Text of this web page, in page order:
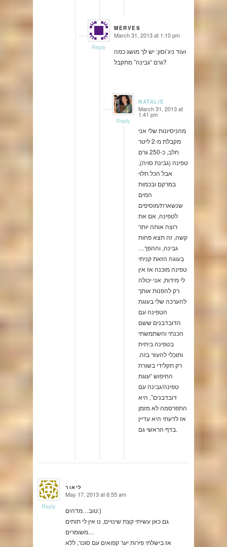
MERVES
says: March 31, 2013 at 1:10 pm
ועוד ניג’וסון: יש לך מושג כמה
גרם “גבינה” מתקבל?
Reply
NATALIE
says: March 31, 2013 at
1:41 pm
מהניסיונות שלי אני
מקבלת מ-2 ליטר
חלב, כ-250 גרם
טפינה (גבינת סויה),
אבל הכל תלוי
במרקם ובכמות
המים
שנשארת/מוסיפים
לטפינה, אם את
רוצה אותה יותר
קשה, זה תצא פחות
גבינה, וההפך…
בעוגה הזאת קניתי
טפינה מוכנה אז אין
לי מידות, אני יכולה
רק להפנות אותך
להערכה שלי בעוגת
הטפינה עם
הדובדבנים ששם
הכנתי והשתמשתי
בטפינה ביתית
ותוכלי להעזר בזה.
רק תקלידי בשורת
החיפוש “עוגת
טפינה/גבינה עם
דובדבנים”, היא
התפרסמה לא מזמן
אז לדעתי היא עדיין
בדף הראשי גם.
Reply
ליאור
says: May 17, 2013 at 6:55 am
טוב…מדהים:)
גם כאן עשיתי קצת שינויים, נו אין לי תותים
משומרים…
אז בישלתי פירות יער קפואים עם סוכר, ללא
Reply